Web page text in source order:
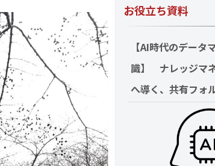
お役立ち資料
【AI時代のデータ
識】　ナレッジマ
へ導く、共有フォ